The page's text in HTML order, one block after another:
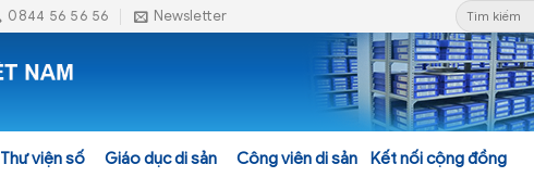
0844 56 56 56 Newsletter
Thư viện số Giáo dục di sản Công viên di sản Kết nối cộng đồng